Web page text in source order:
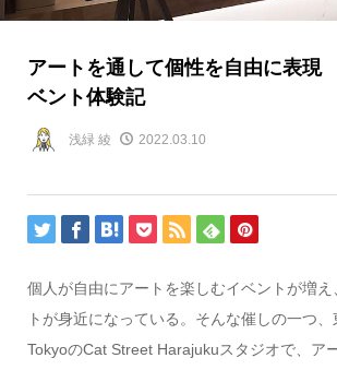
アートを通して個性を自由に表
ベント体験記
浅緑 綾 2022.03.10
個人が自由にアートを楽しむイベントが増
トが身近になっている。そんな催しの一つ
TokyoのCat Street Harajukuスタジオで、ア